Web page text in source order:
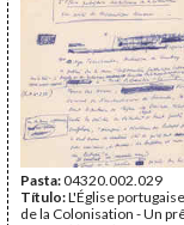
Pasta:04320.002.029
Título:L'Église
de la Colonisation - Un